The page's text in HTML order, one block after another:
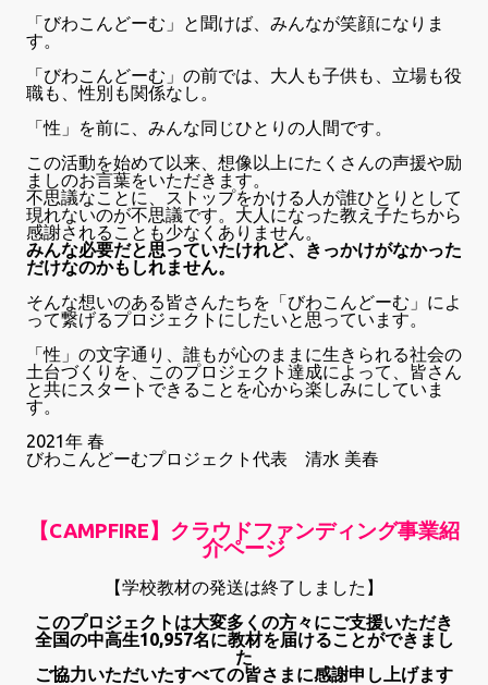
「びわこんどーむ」と聞けば、みんなが笑顔になりま
す。
「びわこんどーむ」の前では、大人も子供も、立場も役
職も、性別も関係なし。
「性」を前に、みんな同じひとりの人間です。
この活動を始めて以来、想像以上にたくさんの声援や励
ましのお言葉をいただきます。
不思議なことに、ストップをかける人が誰ひとりとして
現れないのが不思議です。大人になった教え子たちから
感謝されることも少なくありません。
みんな必要だと思っていたけれど、きっかけがなかった
だけなのかもしれません。
そんな想いのある皆さんたちを「びわこんどーむ」によ
って繋げるプロジェクトにしたいと思っています。
「性」の文字通り、誰もが心のままに生きられる社会の
土台づくりを、このプロジェクト達成によって、皆さん
と共にスタートできることを心から楽しみにしていま
す。
2021年 春
びわこんどーむプロジェクト代表 清水 美春
【CAMPFIRE】クラウドファンディング事業紹
介ページ
【学校教材の発送は終了しました】
このプロジェクトは大変多くの方々にご支援いただき
全国の中高生10,957名に教材を届けることができまし
た
ご協力いただいたすべての皆さまに感謝申し上げます